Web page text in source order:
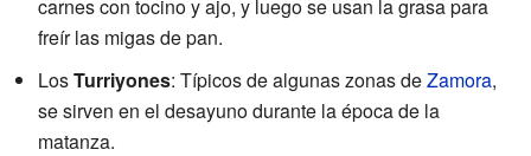
carnes con tocino y ajo, y luego se usan la grasa para
freír las migas de pan.
LosTurriyones: Típicos de algunas zonas deZamora,
se sirven en el desayuno durante la época de la
matanza.